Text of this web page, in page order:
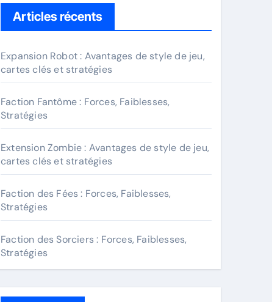
Articles récents
Expansion Robot : Avantages de style de jeu,
cartes clés et stratégies
Faction Fantôme : Forces, Faiblesses,
Stratégies
Extension Zombie : Avantages de style de jeu,
cartes clés et stratégies
Faction des Fées : Forces, Faiblesses,
Stratégies
Faction des Sorciers : Forces, Faiblesses,
Stratégies